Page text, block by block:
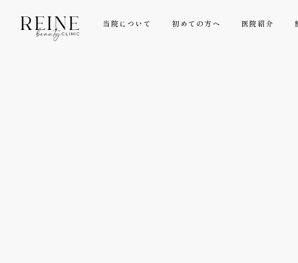
当院について 初めての方へ 医院紹介